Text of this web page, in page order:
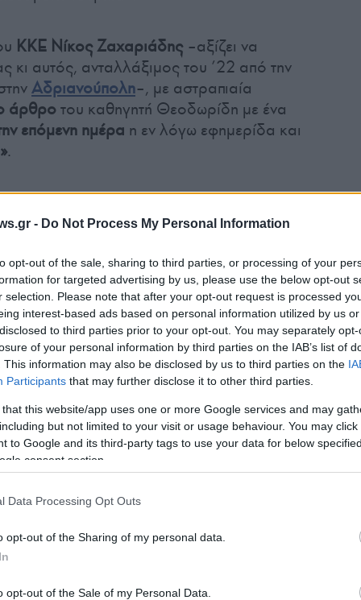
- Do Not Process My Personal Information
opt-out of the sale, sharing to third parties, or processing of your
for targeted advertising by us, please use the below opt-out
selection. Please note that after your opt-out request is processed
interest-based ads based on personal information utilized by us
to third parties prior to your opt-out. You may separately
of your personal information by third parties on the IAB’s list of
This information may also be disclosed by us to third parties on the
Participants that may further disclose it to other third parties.
that this website/app uses one or more Google services and may
but not limited to your visit or usage behaviour. You may
to Google and its third-party tags to use your data for below
consent section.
Data Processing Opt Outs
opt-out of the Sharing of my personal data.
opt-out of the Sale of my Personal Data.
ΚΚΕ Νίκος Ζαχαριάδης–αξίζει να
κι αυτός, ανταλλάξιμος του ’22 από την
Αδριανούπολη–, με αστραπιαία
άρθροτου καθηγητή Θεοδωρίδη με ένα
επόμενη ημέρα η εν λόγω εφημερίδα και
.
, η Τουρκία θα ήταν σήμερα πεθαμένη και
μας θα την στηρίζαμε στην
Αυτό εμείς δεν το δεχόμαστε. Το
. Η αστικοτσιφλικάδικη Ελλάδα στη Μικρασία
μα σαν ιμπεριαλιστική δύναμη, όργανο
Πήγαινε αυτού όχι μόνο για να διαιωνίσει
τουρκικό λαό, μα και να κάνει την Τουρκία
Μικρασιάτικη εκστρατεία
δεν χτυπούσε
και ενάντια στα ζωτικότατα
φράση που μας αφήνει
κι εμείς όχι μόνο δεν
ήττα στη
ΕΠΙΔΙΩΞΑΜΕ»